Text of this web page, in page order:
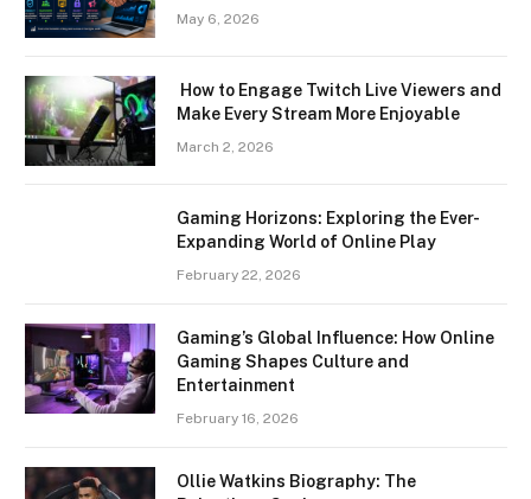
May 6, 2026
How to Engage Twitch Live Viewers and
Make Every Stream More Enjoyable
March 2, 2026
Gaming Horizons: Exploring the Ever-
Expanding World of Online Play
February 22, 2026
Gaming’s Global Influence: How Online
Gaming Shapes Culture and
Entertainment
February 16, 2026
Ollie Watkins Biography: The